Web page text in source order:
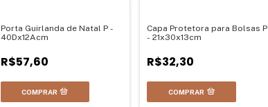
Porta Guirlanda de Natal P -
40Dx12Acm
R$57,60
Capa Protetora para Bolsas P
- 21x30x13cm
R$32,30
COMPRAR